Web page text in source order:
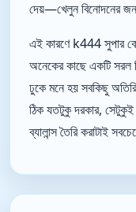
দেয়—খেলুন বিনোদনের
এই কারণে k444 সুপার
অনেকের কাছে একটি সরল
ঢুকে মনে হয় সবকিছু
ঠিক যতটুকু দরকার,
ব্যালান্স তৈরি করাটাই